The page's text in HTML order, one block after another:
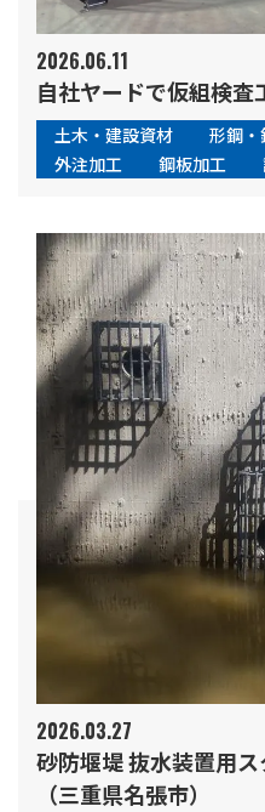
2026.06.11
自社ヤードで仮組検査
土木・建設資材 形鋼
外注加工
鋼板加工
2026.03.27
砂防堰堤 抜水装置用
（三重県名張市）